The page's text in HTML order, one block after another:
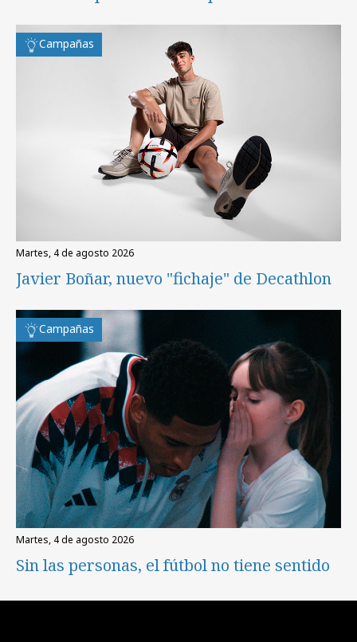
Campañas
martes, 4 de agosto 2026
Javier Boñar, nuevo "fichaje" de Decathlon
Campañas
martes, 4 de agosto 2026
Sin las personas, el fútbol no tiene sentido